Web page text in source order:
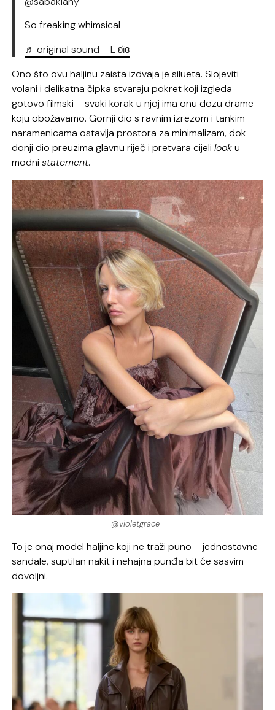
So freaking whimsical
♬ original sound – L ʚĭɞ
Ono što ovu haljinu zaista izdvaja je silueta. Slojeviti
volani i delikatna čipka stvaraju pokret koji izgleda
gotovo filmski – svaki korak u njoj ima onu dozu drame
koju obožavamo. Gornji dio s ravnim izrezom i tankim
naramenicama ostavlja prostora za minimalizam, dok
donji dio preuzima glavnu riječ i pretvara cijelilooku
modnistatement.
@violetgrace_
To je onaj model haljine koji ne traži puno – jednostavne
sandale, suptilan nakit i nehajna punđa bit će sasvim
dovoljni.